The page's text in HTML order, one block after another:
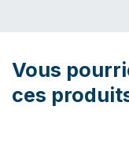
Vous
ces